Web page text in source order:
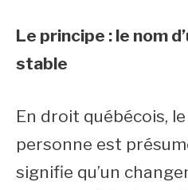
Le principe : le nom
stable
En droit québécois, le
personne est
signifie qu’un